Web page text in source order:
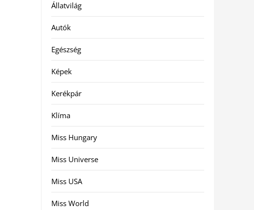
Állatvilág
Autók
Egészség
Képek
Kerékpár
Klíma
Miss Hungary
Miss Universe
Miss USA
Miss World